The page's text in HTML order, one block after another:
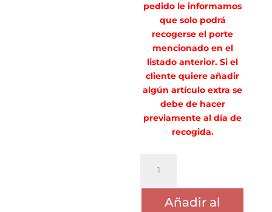
pedido le informamos
que solo podrá
recogerse el porte
mencionado en el
listado anterior. Si el
cliente quiere añadir
algún artículo extra se
debe de hacer
previamente al día de
recogida.
AINHOA
RONDA
MONTOYAAñadir al